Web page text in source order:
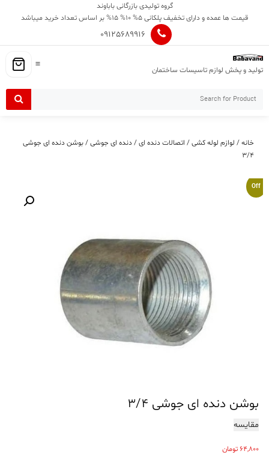
گروه تولیدی بازرگانی باباوند
قیمت ها عمده و دارای تخفیف پلکانی 5% 10% 15% بر اساس تعداد خرید میباشد
09125689916
تولید و پخش لوازم تاسیسات ساختمان
خانه/ لوازم لوله کشی/ اتصالات دنده ای/دنده ای جوشی/ بوشن دنده ای جوشی
۳/۴
Off
بوشن دنده ای جوشی ۳/۴
مقایسه
64,800 تومان